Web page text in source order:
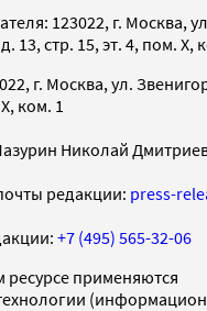
123022, г. Москва,
13, стр. 15, эт. 4, пом. X,
г. Москва, ул.
ком. 1
Николай
редакции: press-
+7 (495) 565-32-06
применяются